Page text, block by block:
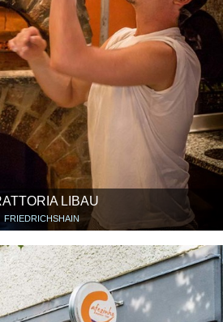
LIBAU
FRIEDRICHSHAIN